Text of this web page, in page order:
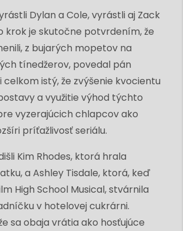
Dylan a Cole, vyrástli aj Zack
krok je skutočne potvrdením, že
z bujarých mopetov na
tínedžerov, povedal pán
celkom istý, že zvýšenie kvocientu
a využitie výhod týchto
vyzerajúcich chlapcov ako
príťažlivosť seriálu.
Kim Rhodes, ktorá hrala
a Ashley Tisdale, ktorá, keď
High School Musical, stvárnila
v hotelovej cukrárni.
sa obaja vrátia ako hosťujúce